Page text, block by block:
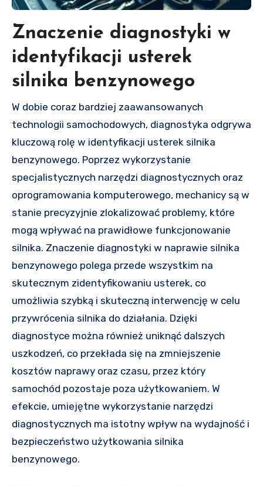
Znaczenie diagnostyki w
identyfikacji usterek
silnika benzynowego
W dobie coraz bardziej zaawansowanych
technologii samochodowych, diagnostyka odgrywa
kluczową rolę w identyfikacji usterek silnika
benzynowego. Poprzez wykorzystanie
specjalistycznych narzędzi diagnostycznych oraz
oprogramowania komputerowego, mechanicy są w
stanie precyzyjnie zlokalizować problemy, które
mogą wpływać na prawidłowe funkcjonowanie
silnika. Znaczenie diagnostyki w naprawie silnika
benzynowego polega przede wszystkim na
skutecznym zidentyfikowaniu usterek, co
umożliwia szybką i skuteczną interwencję w celu
przywrócenia silnika do działania. Dzięki
diagnostyce można również uniknąć dalszych
uszkodzeń, co przekłada się na zmniejszenie
kosztów naprawy oraz czasu, przez który
samochód pozostaje poza użytkowaniem. W
efekcie, umiejętne wykorzystanie narzędzi
diagnostycznych ma istotny wpływ na wydajność i
bezpieczeństwo użytkowania silnika
benzynowego.